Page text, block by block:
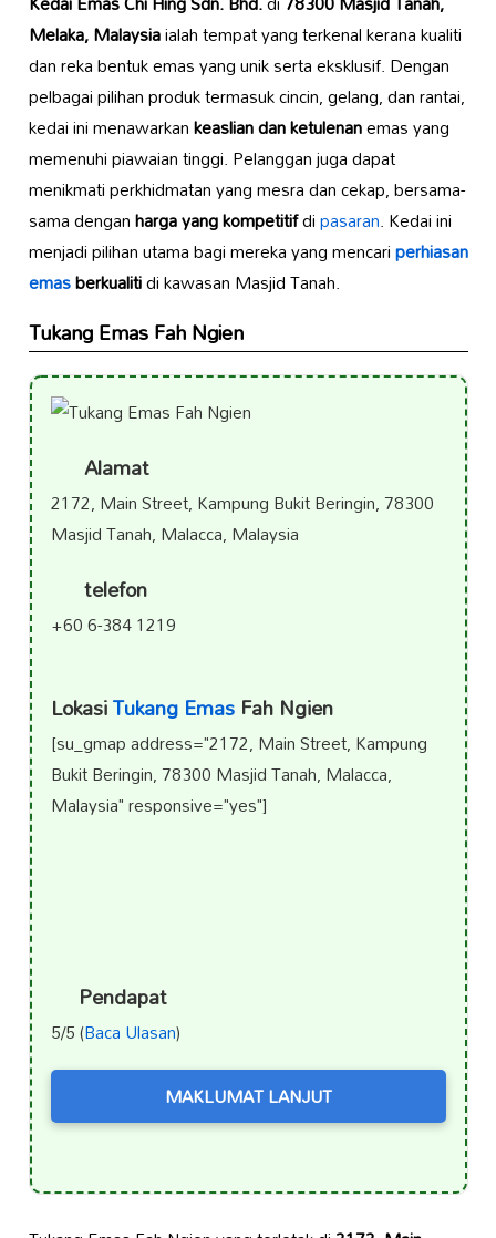
Melaka, Malaysiaialah tempat yang terkenal kerana kualiti
dan reka bentuk emas yang unik serta eksklusif. Dengan
pelbagai pilihan produk termasuk cincin, gelang, dan rantai,
kedai ini menawarkankeaslian dan ketulenanemas yang
memenuhi piawaian tinggi. Pelanggan juga dapat
menikmati perkhidmatan yang mesra dan cekap, bersama-
sama denganharga yang kompetitifdipasaran. Kedai ini
menjadi pilihan utama bagi mereka yang mencariperhiasan
emasberkualitidi kawasan Masjid Tanah.
Tukang Emas Fah Ngien
Alamat
2172, Main Street, Kampung Bukit Beringin, 78300
Masjid Tanah, Malacca, Malaysia
telefon
+60 6-384 1219
LokasiTukang EmasFah Ngien
[su_gmap address="2172, Main Street, Kampung
Bukit Beringin, 78300 Masjid Tanah, Malacca,
Malaysia" responsive="yes"]
Pendapat
5/5 (Baca Ulasan)
MAKLUMAT LANJUT